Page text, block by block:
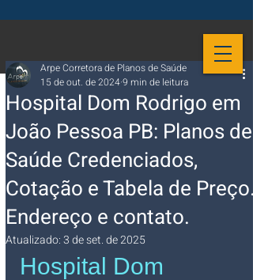
Hospital Dom Rodrigo em
João Pessoa PB: Planos de
Saúde Credenciados,
Cotação e Tabela de Preço.
Endereço e contato.
Arpe Corretora de Planos de Saúde
15 de out. de 20249 min de leitura
Atualizado:3 de set. de 2025
Hospital Dom